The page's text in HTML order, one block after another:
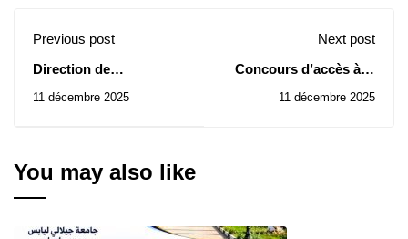
Previous post
Direction de
d’attribution provisoire
11 décembre 2025
Next post
Concours d’accès à la
troisième cycle au titre
11 décembre 2025
You may also like